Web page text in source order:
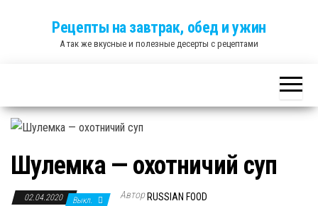
Рецепты на завтрак, обед и ужин
А так же вкусные и полезные десерты с рецептами
Шулемка — охотничий суп
02.04.2020 Выкл. Автор RUSSIAN FOOD